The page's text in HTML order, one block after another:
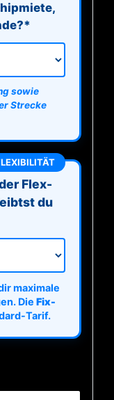
sowie
Strecke
Flex-
du
maximale
Die Fix-
Tarif.